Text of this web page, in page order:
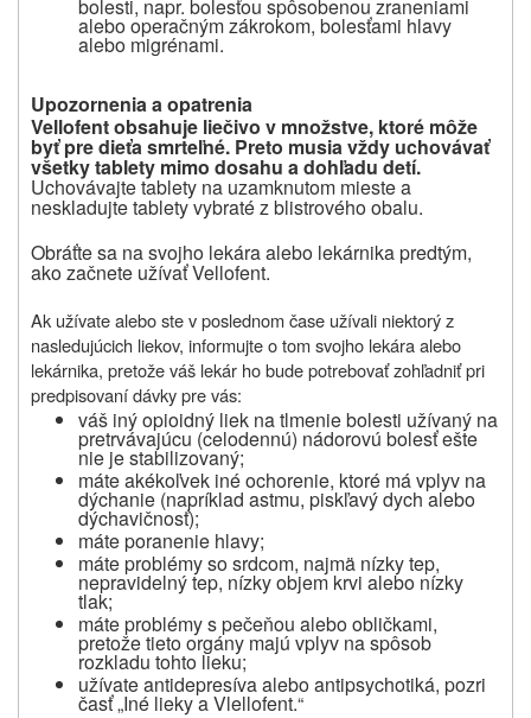
bolesti, napr. bolesťou spôsobenou zraneniami
alebo operačným zákrokom, bolesťami hlavy
alebo migrénami.
Upozornenia a opatrenia
Vellofent obsahuje liečivo v množstve, ktoré môže
byť pre dieťa smrteľné. Preto musia vždy uchovávať
všetky tablety mimo dosahu a dohľadu detí.
Uchovávajte tablety na uzamknutom mieste a
neskladujte tablety vybraté z blistrového obalu.
Obráťte sa na svojho lekára alebo lekárnika predtým,
ako začnete užívať Vellofent.
Ak užívate alebo ste v poslednom čase užívali niektorý z
nasledujúcich liekov, informujte o tom svojho lekára alebo
lekárnika, pretože váš lekár ho bude potrebovať zohľadniť pri
predpisovaní dávky pre vás:
váš iný opioidný liek na tlmenie bolesti užívaný na
pretrvávajúcu (celodennú) nádorovú bolesť ešte
nie je stabilizovaný;
máte akékoľvek iné ochorenie, ktoré má vplyv na
dýchanie (napríklad astmu, piskľavý dych alebo
dýchavičnosť);
máte poranenie hlavy;
máte problémy so srdcom, najmä nízky tep,
nepravidelný tep, nízky objem krvi alebo nízky
tlak;
máte problémy s pečeňou alebo obličkami,
pretože tieto orgány majú vplyv na spôsob
rozkladu tohto lieku;
užívate antidepresíva alebo antipsychotiká, pozri
časť „Iné lieky a Vlellofent.“